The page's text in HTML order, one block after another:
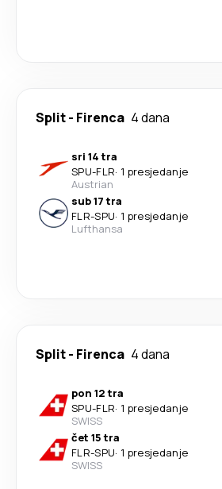
Split- Firenca 4 dana
sri 14 tra
SPU-FLR· 1 presjedanje
Austrian
sub 17 tra
FLR-SPU· 1 presjedanje
Lufthansa
Split- Firenca 4 dana
pon 12 tra
SPU-FLR· 1 presjedanje
SWISS
čet 15 tra
FLR-SPU· 1 presjedanje
SWISS